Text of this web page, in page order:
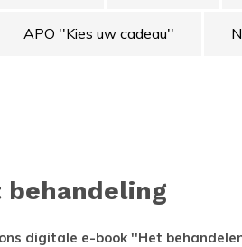
APO ''Kies uw cadeau''
behandeling
ons digitale e-book ''Het